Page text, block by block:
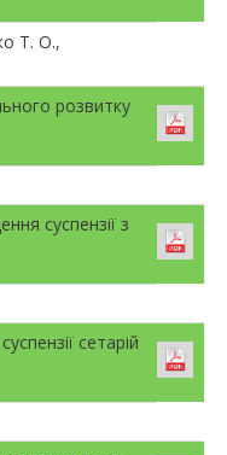
Т. О.,
розвитку
суспензії з
сетарій